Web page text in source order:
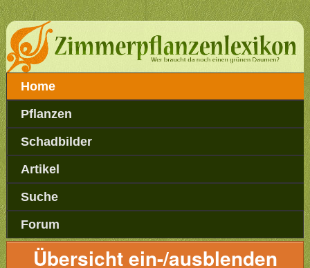
Home
Pflanzen
Schadbilder
Artikel
Suche
Forum
Übersicht ein-/ausblenden